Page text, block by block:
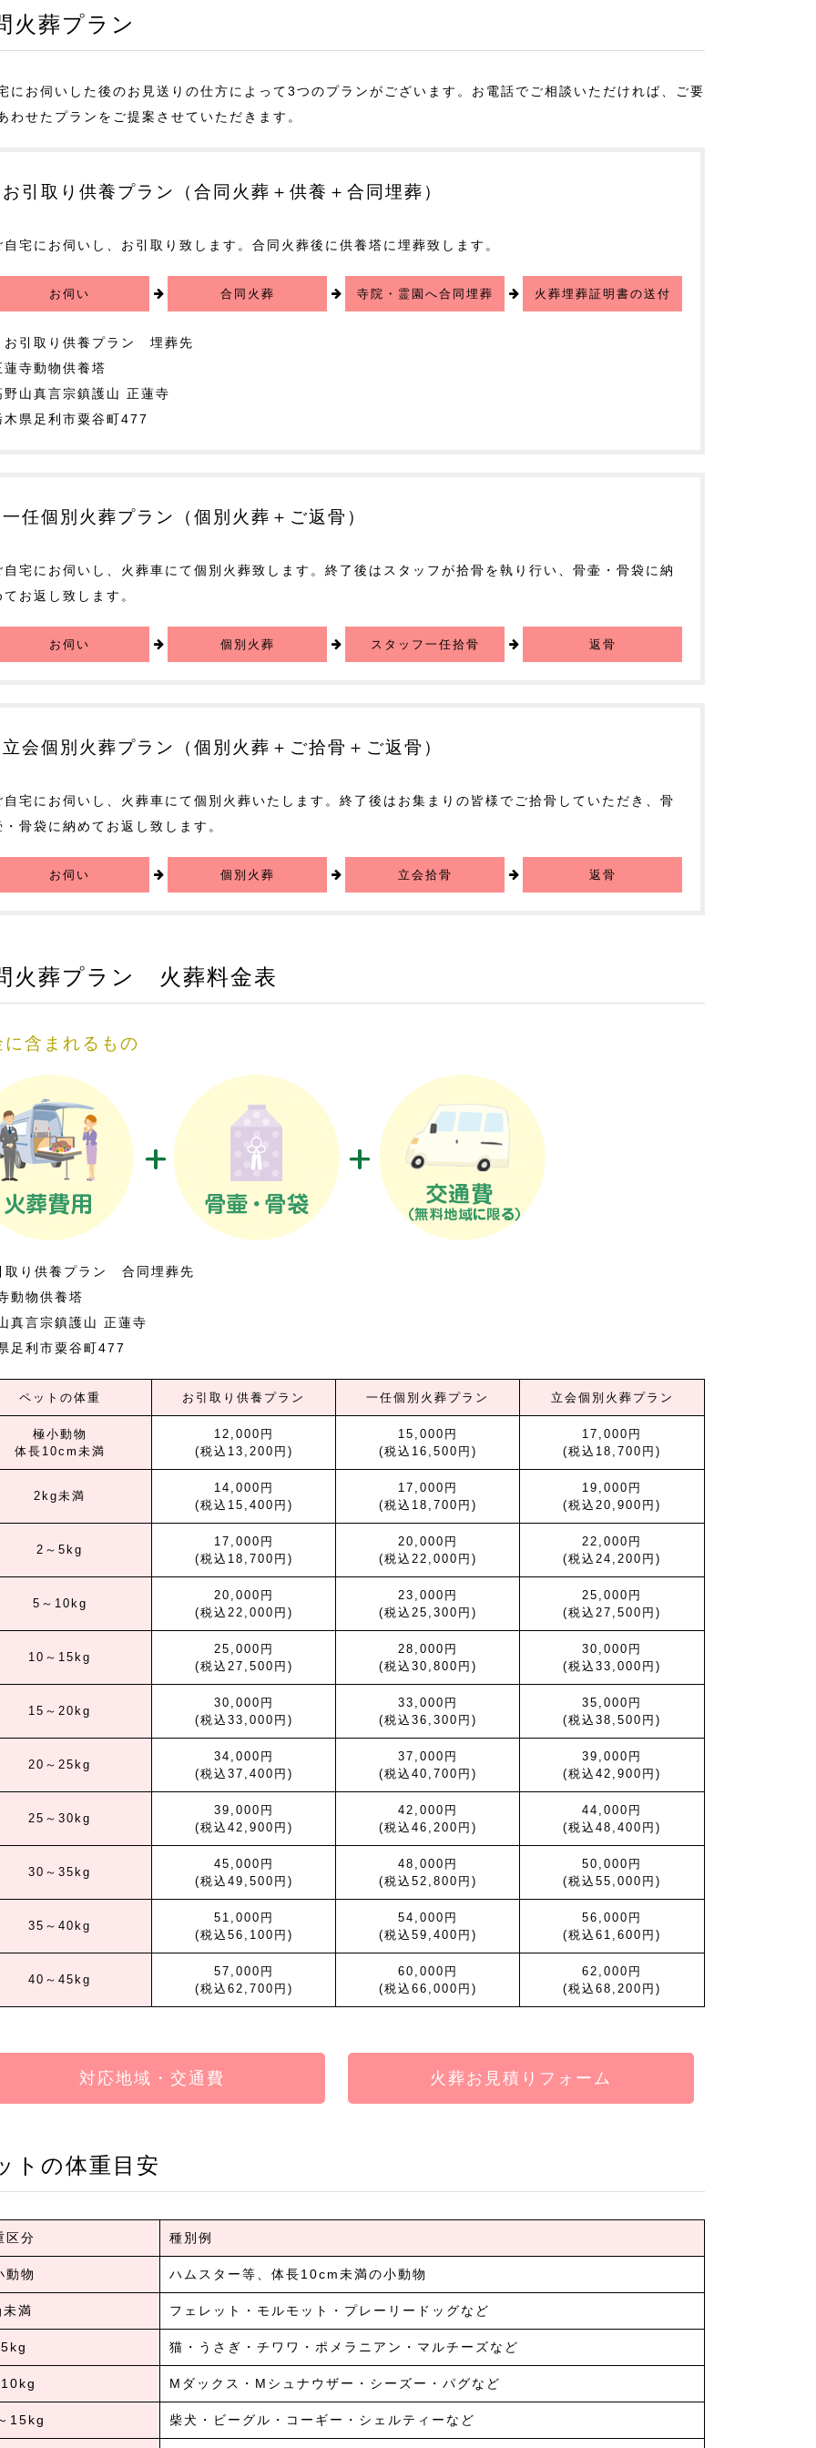
火葬プラン
にお伺いした後のお見送りの仕方によって3つのプランがございます。お電話でご相談いただければ、ご要
わせたプランをご提案させていただきます。
お引取り供養プラン（合同火葬＋供養＋合同埋葬）
自宅にお伺いし、お引取り致します。合同火葬後に供養塔に埋葬致します。
お伺い 合同火葬 寺院・霊園へ合同埋葬 火葬埋葬証明書の送付
引取り供養プラン 埋葬先
蓮寺動物供養塔
野山真言宗鎮護山 正蓮寺
木県足利市粟谷町477
一任個別火葬プラン（個別火葬＋ご返骨）
自宅にお伺いし、火葬車にて個別火葬致します。終了後はスタッフが拾骨を執り行い、骨壷・骨袋に納
てお返し致します。
お伺い 個別火葬 スタッフ一任拾骨 返骨
立会個別火葬プラン（個別火葬＋ご拾骨＋ご返骨）
自宅にお伺いし、火葬車にて個別火葬いたします。終了後はお集まりの皆様でご拾骨していただき、骨
・骨袋に納めてお返し致します。
お伺い 個別火葬 立会拾骨 返骨
火葬プラン 火葬料金表
に含まれるもの
取り供養プラン 合同埋葬先
動物供養塔
真言宗鎮護山 正蓮寺
足利市粟谷町477
ペットの体重 お引取り供養プラン 一任個別火葬プラン 立会個別火葬プラン
極小動物
体長10cm未満
12,000円
(税込13,200円)
15,000円
(税込16,500円)
17,000円
(税込18,700円)
2kg未満
14,000円
(税込15,400円)
17,000円
(税込18,700円)
19,000円
(税込20,900円)
2～5kg
17,000円
(税込18,700円)
20,000円
(税込22,000円)
22,000円
(税込24,200円)
5～10kg
20,000円
(税込22,000円)
23,000円
(税込25,300円)
25,000円
(税込27,500円)
10～15kg
25,000円
(税込27,500円)
28,000円
(税込30,800円)
30,000円
(税込33,000円)
15～20kg
30,000円
(税込33,000円)
33,000円
(税込36,300円)
35,000円
(税込38,500円)
20～25kg
34,000円
(税込37,400円)
37,000円
(税込40,700円)
39,000円
(税込42,900円)
25～30kg
39,000円
(税込42,900円)
42,000円
(税込46,200円)
44,000円
(税込48,400円)
30～35kg
45,000円
(税込49,500円)
48,000円
(税込52,800円)
50,000円
(税込55,000円)
35～40kg
51,000円
(税込56,100円)
54,000円
(税込59,400円)
56,000円
(税込61,600円)
40～45kg
57,000円
(税込62,700円)
60,000円
(税込66,000円)
62,000円
(税込68,200円)
対応地域・交通費 火葬お見積りフォーム
トの体重目安
区分 種別例
動物 ハムスター等、体長10cm未満の小動物
満 フェレット・モルモット・プレーリードッグなど
猫・うさぎ・チワワ・ポメラニアン・マルチーズなど
Mダックス・Mシュナウザー・シーズー・パグなど
15kg 柴犬・ビーグル・コーギー・シェルティーなど